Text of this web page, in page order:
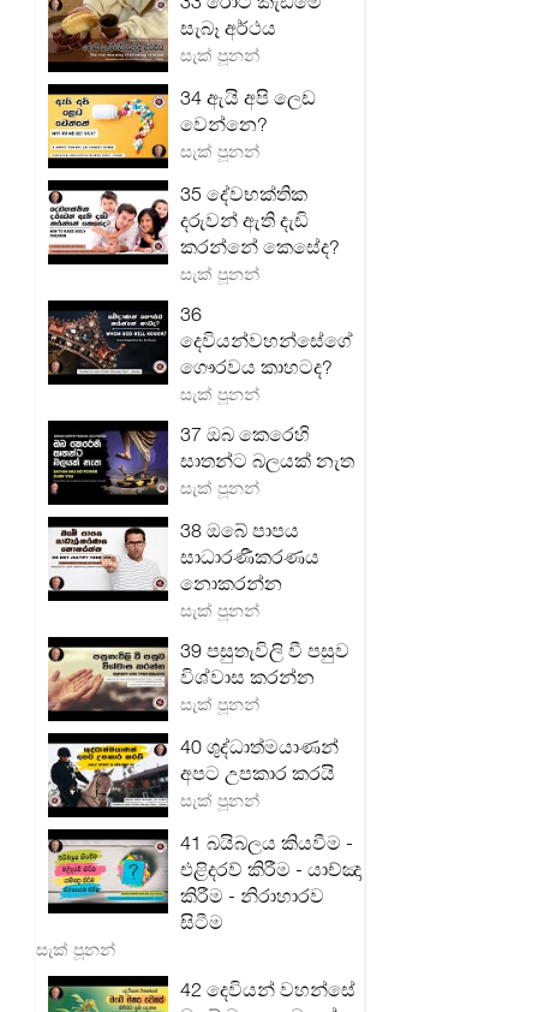
සැබෑ අර්ථය
සැක් පූනන්
34 ඇයි අපි ලෙඩ
වෙන්නෙ?
සැක් පූනන්
35 දේවභක්තික
දරුවන් ඇති දැඩි
කරන්නේ කෙසේද?
සැක් පූනන්
36
දෙවියන්වහන්සේගේ
ගෞරවය කාහටද?
සැක් පූනන්
37 ඔබ කෙරෙහි
සාතන්ට බලයක් නැත
සැක් පූනන්
38 ඔබේ පාපය
සාධාරණීකරණය
නොකරන්න
සැක් පූනන්
39 පසුතැවිලි වී පසුව
විශ්වාස කරන්න
සැක් පූනන්
40 ශුද්ධාත්මයාණන්
අපට උපකාර කරයි
සැක් පූනන්
41 බයිබලය කියවීම -
එළිදරව් කිරීම - යාච්ඤා
කිරීම - නිරාහාරව
සිටීම
සැක් පූනන්
42 දෙවියන් වහන්සේ